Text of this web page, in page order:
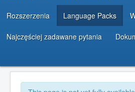
Rozszerzenia Language Packs
Najczęściej zadawane pytania